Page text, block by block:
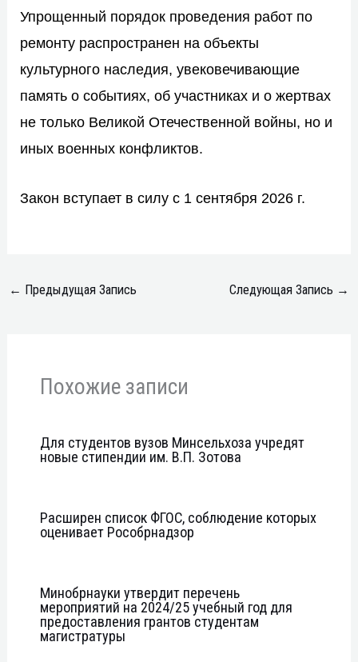
Упрощенный порядок проведения работ по
ремонту распространен на объекты
культурного наследия, увековечивающие
память о событиях, об участниках и о жертвах
не только Великой Отечественной войны, но и
иных военных конфликтов.
Закон вступает в силу с 1 сентября 2026 г.
← Предыдущая Запись Следующая Запись →
Похожие записи
Для студентов вузов Минсельхоза учредят
новые стипендии им. В.П. Зотова
Расширен список ФГОС, соблюдение которых
оценивает Рособрнадзор
Минобрнауки утвердит перечень
мероприятий на 2024/25 учебный год для
предоставления грантов студентам
магистратуры